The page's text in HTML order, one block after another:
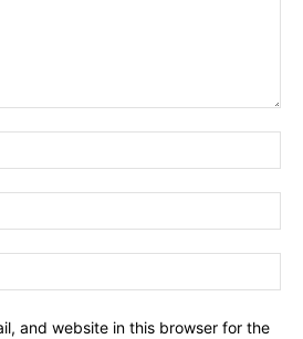
and website in this browser for the